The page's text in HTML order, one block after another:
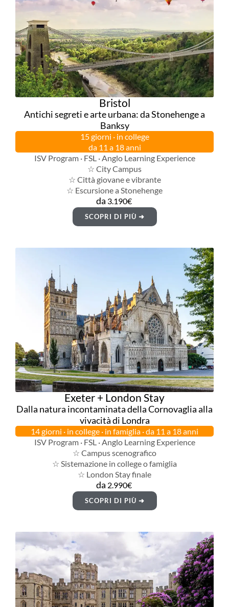
Bristol
Antichi segreti e arte urbana: da Stonehenge a
Banksy
15 giorni · in college
da 11 a 18 anni
ISV Program · FSL · Anglo Learning Experience
☆ City Campus
☆ Città giovane e vibrante
☆ Escursione a Stonehenge
da 3.190€
SCOPRI DI PIÙ ➜
Exeter + London Stay
Dalla natura incontaminata della Cornovaglia alla
vivacità di Londra
14 giorni · in college · in famiglia · da 11 a 18 anni
ISV Program · FSL · Anglo Learning Experience
☆ Campus scenografico
☆ Sistemazione in college o famiglia
☆ London Stay finale
da 2.990€
SCOPRI DI PIÙ ➜